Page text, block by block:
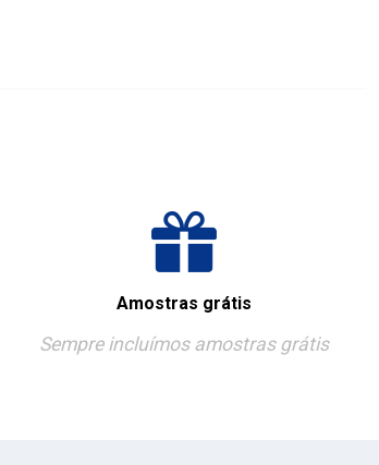
Amostras grátis
Sempre incluímos amostras grátis